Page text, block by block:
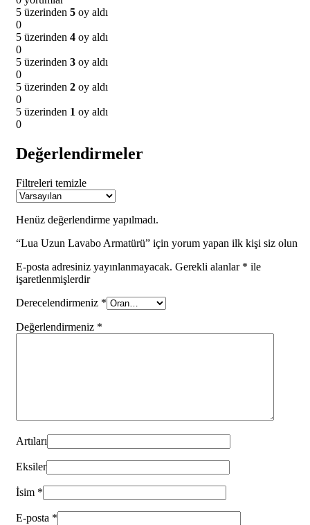
5 üzerinden 5 oy aldı
0
5 üzerinden 4 oy aldı
0
5 üzerinden 3 oy aldı
0
5 üzerinden 2 oy aldı
0
5 üzerinden 1 oy aldı
0
Değerlendirmeler
Filtreleri temizle
Henüz değerlendirme yapılmadı.
“Lua Uzun Lavabo Armatürü” için yorum yapan ilk kişi siz olun
E-posta adresiniz yayınlanmayacak. Gerekli alanlar * ile
işaretlenmişlerdir
Derecelendirmeniz *
Değerlendirmeniz *
Artıları
Eksiler
İsim *
E-posta *